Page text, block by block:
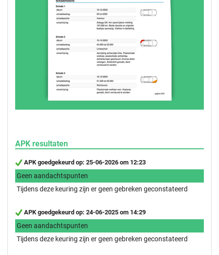
APK resultaten
APK goedgekeurd op: 25-06-2026 om 12:23
Geen aandachtspunten
Tijdens deze keuring zijn er geen gebreken geconstateerd
APK goedgekeurd op: 24-06-2025 om 14:29
Geen aandachtspunten
Tijdens deze keuring zijn er geen gebreken geconstateerd